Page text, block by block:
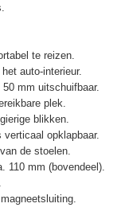
te reizen.
auto-interieur.
mm uitschuifbaar.
plek.
blikken.
opklapbaar.
de stoelen.
110 mm (bovendeel).